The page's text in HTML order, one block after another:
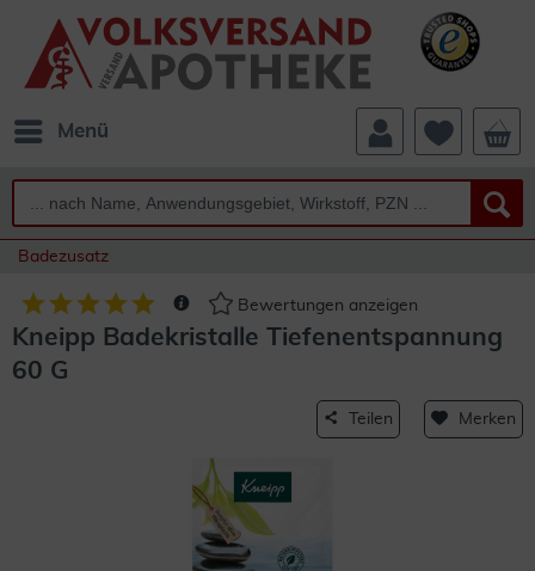
Menü
Badezusatz
Bewertungen anzeigen
Kneipp Badekristalle Tiefenentspannung
60 G
Teilen Merken